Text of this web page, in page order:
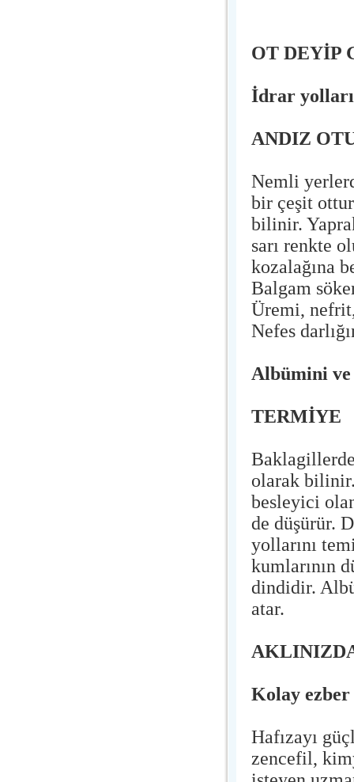
OT DEYİP
İdrar
ANDIZ
Nemli
bir çeşit
bilinir.
sarı renkte
kozalağına
Balgam
Üremi,
Nefes
Albümini
TERMİYE
olarak
besleyici
de düşürür.
yollarını
kumlarının
dindidir.
atar.
Kolay
Hafızayı
zencefil,